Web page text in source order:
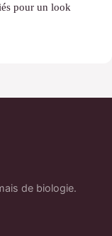
pour un look
de biologie.